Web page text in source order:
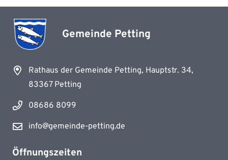
Gemeinde Petting
Rathaus der Gemeinde Petting, Hauptstr. 34,
83367 Petting
08686 8099
info@gemeinde-petting.de
Öffnungszeiten